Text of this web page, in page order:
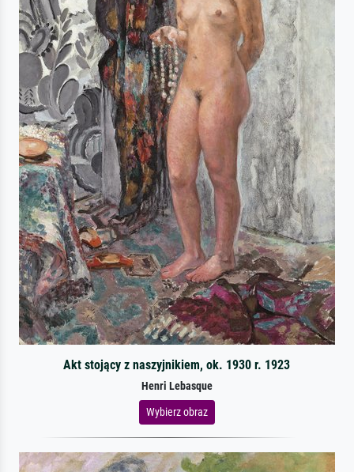
Akt stojący z naszyjnikiem, ok. 1930 r. 1923
Henri Lebasque
Wybierz obraz